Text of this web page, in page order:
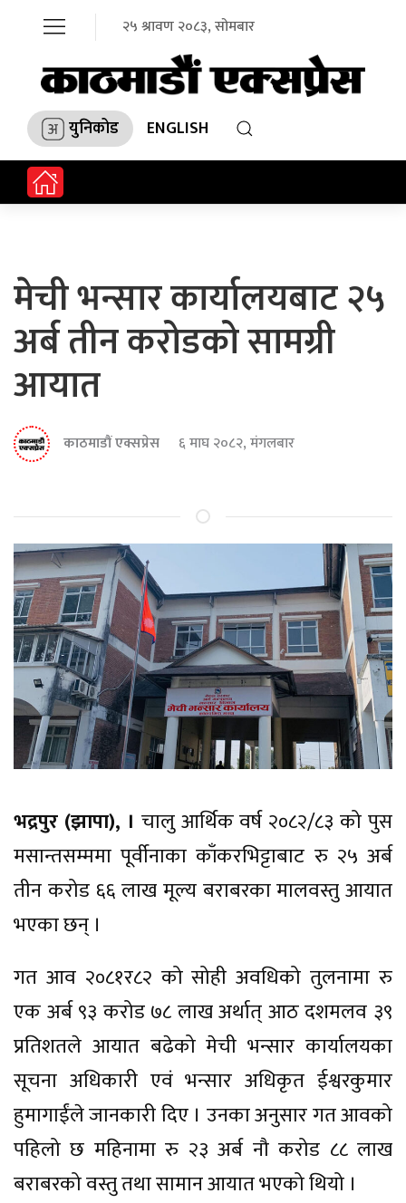
२५ श्रावण २०८३, सोमबार
युनिकोड ENGLISH
मेची भन्सार कार्यालयबाट २५
अर्ब तीन करोडको सामग्री
आयात
काठमाडौं एक्सप्रेस ६ माघ २०८२, मंगलबार
भद्रपुर (झापा), । चालु आर्थिक वर्ष २०८२/८३ को पुस
मसान्तसम्ममा पूर्वीनाका काँकरभिट्टाबाट रु २५ अर्ब
तीन करोड ६६ लाख मूल्य बराबरका मालवस्तु आयात
भएका छन् ।
गत आव २०८१र८२ को सोही अवधिको तुलनामा रु
एक अर्ब ९३ करोड ७८ लाख अर्थात् आठ दशमलव ३९
प्रतिशतले आयात बढेको मेची भन्सार कार्यालयका
सूचना अधिकारी एवं भन्सार अधिकृत ईश्वरकुमार
हुमागाईंले जानकारी दिए । उनका अनुसार गत आवको
पहिलो छ महिनामा रु २३ अर्ब नौ करोड ८८ लाख
बराबरको वस्तु तथा सामान आयात भएको थियो ।